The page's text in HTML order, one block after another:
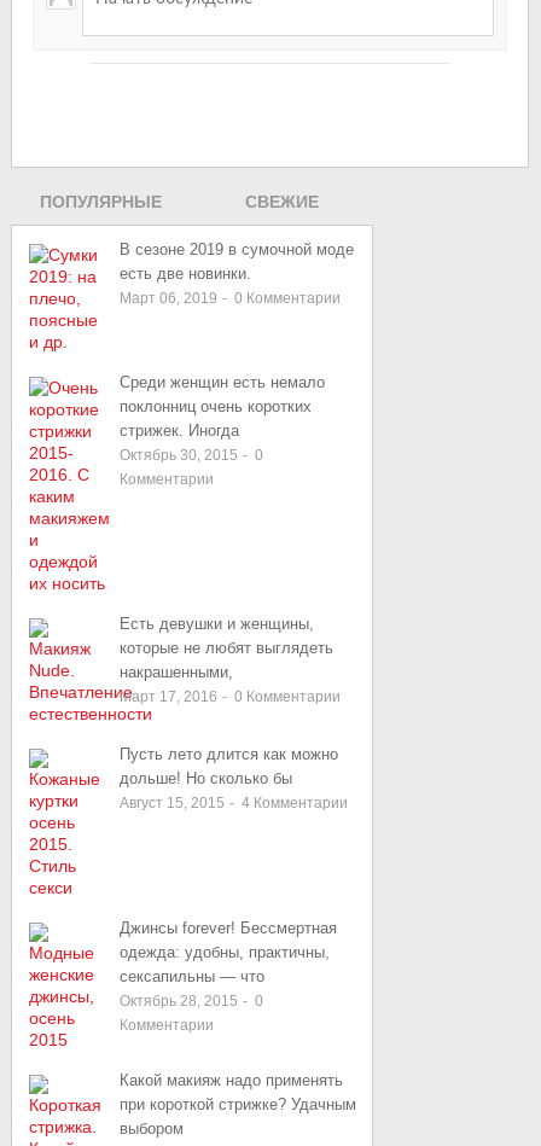
ПОПУЛЯРНЫЕ
ЗАПИСИ
СВЕЖИЕ
В сезоне 2019 в сумочной моде
есть две новинки.
Март 06, 2019 - 0 Комментарии
Среди женщин есть немало
поклонниц очень коротких
стрижек. Иногда
Октябрь 30, 2015 - 0
Комментарии
Есть девушки и женщины,
которые не любят выглядеть
накрашенными,
Март 17, 2016 - 0 Комментарии
Пусть лето длится как можно
дольше! Но сколько бы
Август 15, 2015 - 4Комментарии
Джинсы forever! Бессмертная
одежда: удобны, практичны,
сексапильны — что
Октябрь 28, 2015 - 0
Комментарии
Какой макияж надо применять
при короткой стрижке? Удачным
выбором